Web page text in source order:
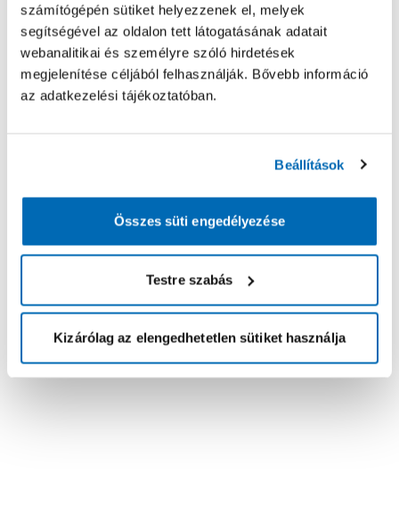
számítógépén sütiket helyezzenek el, melyek
segítségével az oldalon tett látogatásának adatait
webanalitikai és személyre szóló hirdetések
megjelenítése céljából felhasználják. Bővebb információ
az adatkezelési tájékoztatóban.
Beállítások
Összes süti engedélyezése
Testre szabás
Kizárólag az elengedhetetlen sütiket használja